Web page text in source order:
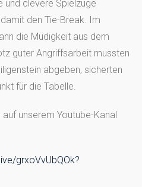
und clevere Spielzüge
den Tie-Break. Im
die Müdigkeit aus dem
guter Angriffsarbeit mussten
abgeben, sicherten
für die Tabelle.
unserem Youtube-Kanal
grxoVvUbQOk?